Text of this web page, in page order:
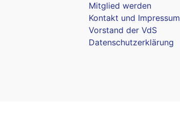
Mitglied werden
Kontakt und Impressum
Vorstand der VdS
Datenschutzerklärung